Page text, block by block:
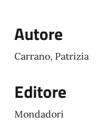
Autore
Carrano, Patrizia
Editore
Mondadori